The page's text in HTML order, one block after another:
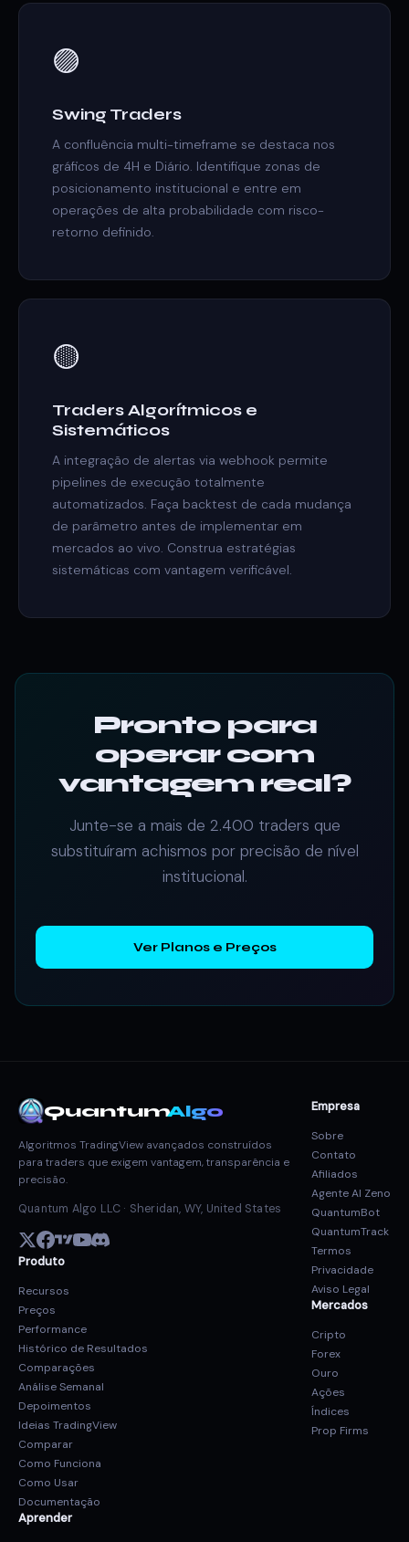
🟣
Swing Traders
A confluência multi-timeframe se destaca nos
gráficos de 4H e Diário. Identifique zonas de
posicionamento institucional e entre em
operações de alta probabilidade com risco-
retorno definido.
🟡
Traders Algorítmicos e
Sistemáticos
A integração de alertas via webhook permite
pipelines de execução totalmente
automatizados. Faça backtest de cada mudança
de parâmetro antes de implementar em
mercados ao vivo. Construa estratégias
sistemáticas com vantagem verificável.
Pronto para
operar com
vantagem real?
Junte-se a mais de 2.400 traders que
substituíram achismos por precisão de nível
institucional.
Ver Planos e Preços
QuantumAlgo
Algoritmos TradingView avançados construídos
para traders que exigem vantagem, transparência e
precisão.
Quantum Algo LLC · Sheridan, WY, United States
Produto
Recursos
Preços
Performance
Histórico de Resultados
Comparações
Análise Semanal
Depoimentos
Ideias TradingView
Comparar
Como Funciona
Como Usar
Documentação
Aprender
Empresa
Sobre
Contato
Afiliados
Agente AI Zeno
QuantumBot
QuantumTrack
Termos
Privacidade
Aviso Legal
Mercados
Cripto
Forex
Ouro
Ações
Índices
Prop Firms